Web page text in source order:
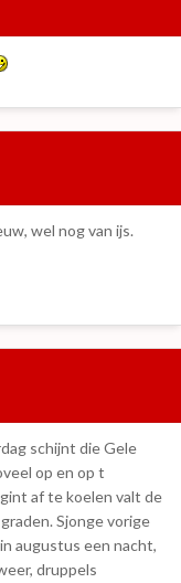
wel nog van ijs.
schijnt die Gele
op en op t
af te koelen valt de
Sjonge vorige
augustus een nacht,
druppels